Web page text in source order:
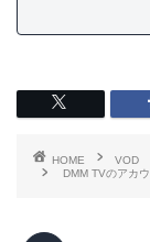
HOME
VOD
DMM TVのアカ